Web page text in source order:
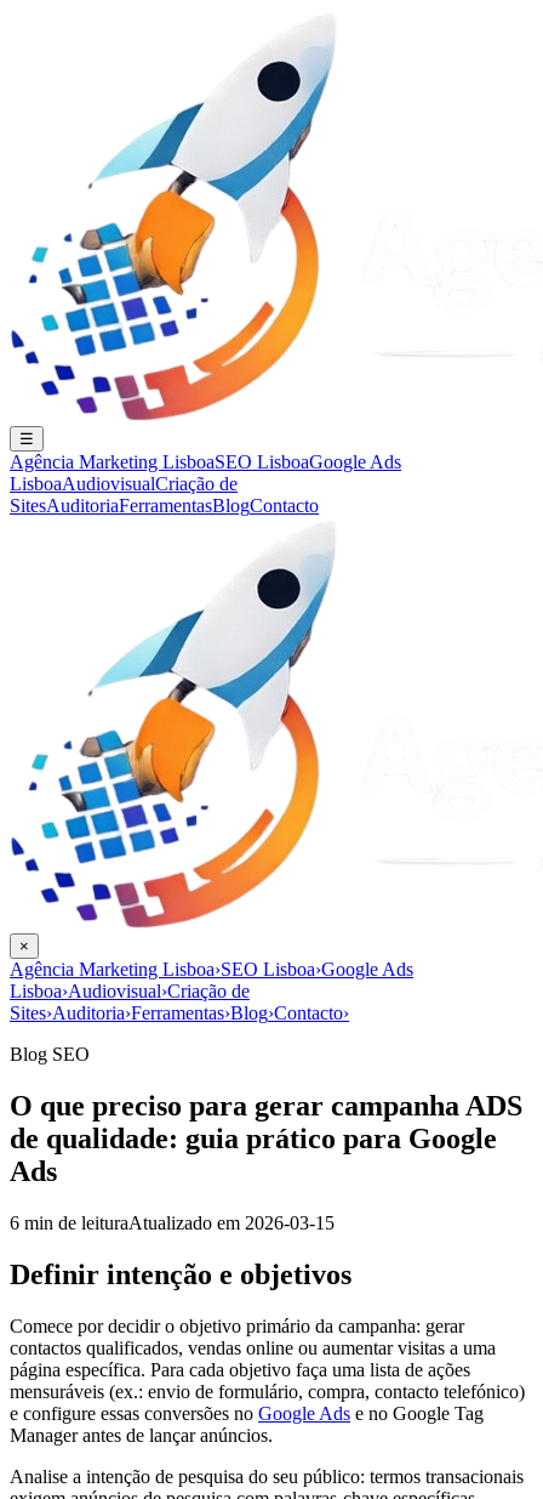
☰
Agência Marketing LisboaSEO LisboaGoogle Ads
LisboaAudiovisualCriação de
SitesAuditoriaFerramentasBlogContacto
×
Agência Marketing Lisboa›SEO Lisboa›Google Ads
Lisboa›Audiovisual›Criação de
Sites›Auditoria›Ferramentas›Blog›Contacto›
Blog SEO
O que preciso para gerar campanha ADS
de qualidade: guia prático para Google
Ads
6 min de leituraAtualizado em 2026-03-15
Definir intenção e objetivos
Comece por decidir o objetivo primário da campanha: gerar
contactos qualificados, vendas online ou aumentar visitas a uma
página específica. Para cada objetivo faça uma lista de ações
mensuráveis (ex.: envio de formulário, compra, contacto telefónico)
e configure essas conversões no Google Ads e no Google Tag
Manager antes de lançar anúncios.
Analise a intenção de pesquisa do seu público: termos transacionais